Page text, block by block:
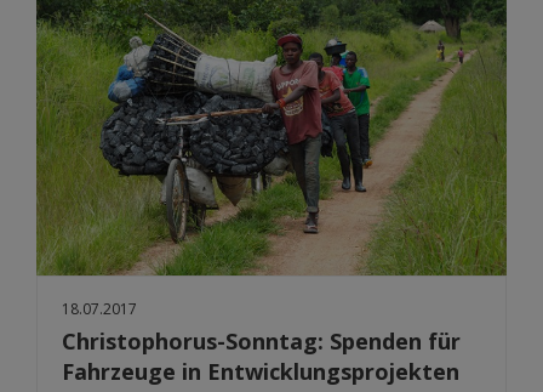
18.07.2017
Christophorus-Sonntag: Spenden für
Fahrzeuge in Entwicklungsprojekten